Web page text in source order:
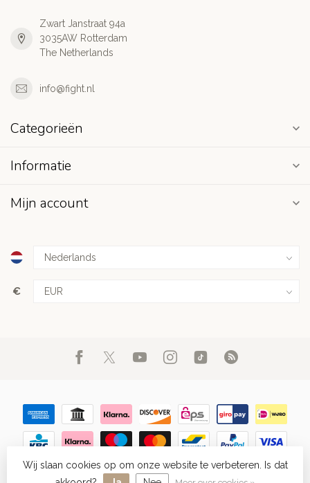
Zwart Janstraat 94a
3035AW Rotterdam
The Netherlands
info@fight.nl
Categorieën
Informatie
Mijn account
€
© Copyright 2026 FIGHT.NL - Powered byLightspeed-Lightspeed
Wij slaan cookies op om onze website te verbeteren. Is dat